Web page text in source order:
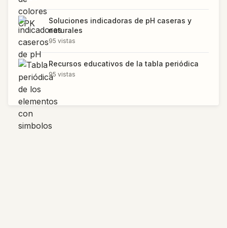
Soluciones indicadoras de pH caseras y
naturales
95 vistas
Recursos educativos de la tabla periódica
95 vistas